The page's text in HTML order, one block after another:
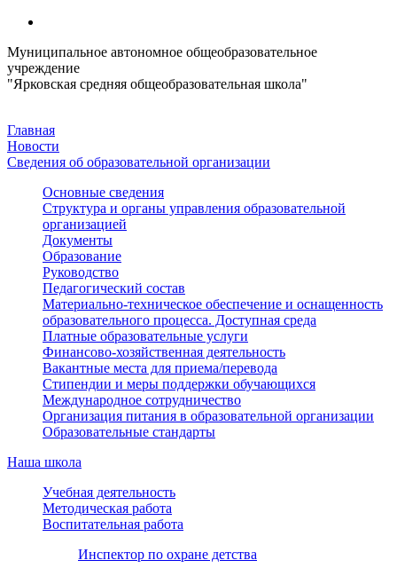
Муниципальное автономное общеобразовательное
учреждение
"Ярковская средняя общеобразовательная школа"
Главная
Новости
Сведения об образовательной организации
Основные сведения
Структура и органы управления образовательной
организацией
Документы
Образование
Руководство
Педагогический состав
Материально-техническое обеспечение и оснащенность
образовательного процесса. Доступная среда
Платные образовательные услуги
Финансово-хозяйственная деятельность
Вакантные места для приема/перевода
Стипендии и меры поддержки обучающихся
Международное сотрудничество
Организация питания в образовательной организации
Образовательные стандарты
Наша школа
Учебная деятельность
Методическая работа
Воспитательная работа
Инспектор по охране детства